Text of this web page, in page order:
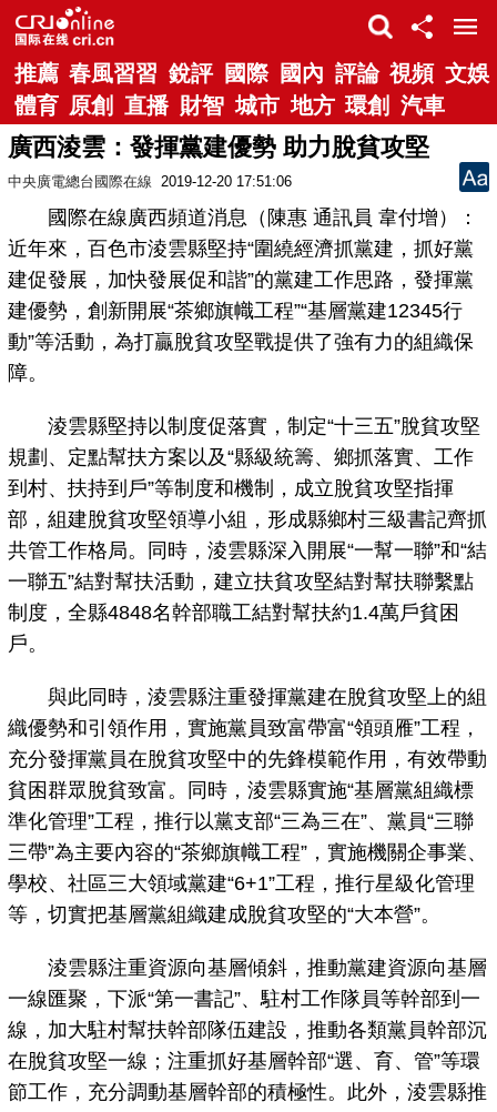
推薦 春風習習 銳評 國際 國內 評論 視頻 文娛
體育 原創 直播 財智 城市 地方 環創 汽車
廣西淩雲：發揮黨建優勢 助力脫貧攻堅
中央廣電總台國際在線 2019-12-20 17:51:06
國際在線廣西頻道消息（陳惠 通訊員 韋付增）：
近年來，百色市淩雲縣堅持“圍繞經濟抓黨建，抓好黨
建促發展，加快發展促和諧”的黨建工作思路，發揮黨
建優勢，創新開展“茶鄉旗幟工程”“基層黨建12345行
動”等活動，為打贏脫貧攻堅戰提供了強有力的組織保
障。
淩雲縣堅持以制度促落實，制定“十三五”脫貧攻堅
規劃、定點幫扶方案以及“縣級統籌、鄉抓落實、工作
到村、扶持到戶”等制度和機制，成立脫貧攻堅指揮
部，組建脫貧攻堅領導小組，形成縣鄉村三級書記齊抓
共管工作格局。同時，淩雲縣深入開展“一幫一聯”和“結
一聯五”結對幫扶活動，建立扶貧攻堅結對幫扶聯繫點
制度，全縣4848名幹部職工結對幫扶約1.4萬戶貧困
戶。
與此同時，淩雲縣注重發揮黨建在脫貧攻堅上的組
織優勢和引領作用，實施黨員致富帶富“領頭雁”工程，
充分發揮黨員在脫貧攻堅中的先鋒模範作用，有效帶動
貧困群眾脫貧致富。同時，淩雲縣實施“基層黨組織標
準化管理”工程，推行以黨支部“三為三在”、黨員“三聯
三帶”為主要內容的“茶鄉旗幟工程”，實施機關企事業、
學校、社區三大領域黨建“6+1”工程，推行星級化管理
等，切實把基層黨組織建成脫貧攻堅的“大本營”。
淩雲縣注重資源向基層傾斜，推動黨建資源向基層
一線匯聚，下派“第一書記”、駐村工作隊員等幹部到一
線，加大駐村幫扶幹部隊伍建設，推動各類黨員幹部沉
在脫貧攻堅一線；注重抓好基層幹部“選、育、管”等環
節工作，充分調動基層幹部的積極性。此外，淩雲縣推